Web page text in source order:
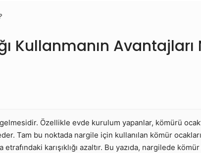
Kullanmanın Avantajları
Özellikle evde kurulum yapanlar, kömürü
Tam bu noktada nargile için kullanılan kömür
karışıklığı azaltır. Bu yazıda, nargilede